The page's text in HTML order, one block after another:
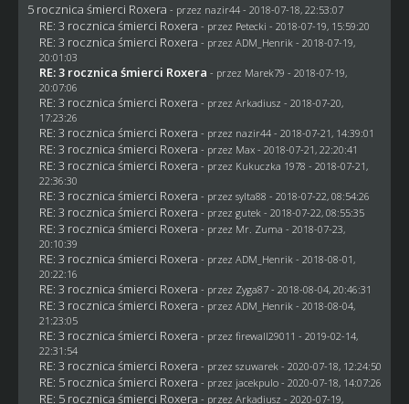
5 rocznica śmierci Roxera - przez nazir44- 2018-07-18, 22:53:07
RE: 3 rocznica śmierci Roxera - przez Petecki - 2018-07-19, 15:59:20
RE: 3 rocznica śmierci Roxera - przez ADM_Henrik- 2018-07-19,
20:01:03
RE: 3 rocznica śmierci Roxera - przez Marek79 - 2018-07-19,
20:07:06
RE: 3 rocznica śmierci Roxera - przez Arkadiusz - 2018-07-20,
17:23:26
RE: 3 rocznica śmierci Roxera - przez nazir44- 2018-07-21, 14:39:01
RE: 3 rocznica śmierci Roxera - przez Max- 2018-07-21, 22:20:41
RE: 3 rocznica śmierci Roxera - przez Kukuczka 1978 - 2018-07-21,
22:36:30
RE: 3 rocznica śmierci Roxera - przez sylta88 - 2018-07-22, 08:54:26
RE: 3 rocznica śmierci Roxera - przez gutek- 2018-07-22, 08:55:35
RE: 3 rocznica śmierci Roxera - przez Mr. Zuma - 2018-07-23,
20:10:39
RE: 3 rocznica śmierci Roxera - przez ADM_Henrik- 2018-08-01,
20:22:16
RE: 3 rocznica śmierci Roxera - przez Zyga87- 2018-08-04, 20:46:31
RE: 3 rocznica śmierci Roxera - przez ADM_Henrik- 2018-08-04,
21:23:05
RE: 3 rocznica śmierci Roxera - przez firewall29011 - 2019-02-14,
22:31:54
RE: 3 rocznica śmierci Roxera - przez szuwarek- 2020-07-18, 12:24:50
RE: 5 rocznica śmierci Roxera - przez jacekpulo- 2020-07-18, 14:07:26
RE: 5 rocznica śmierci Roxera - przez Arkadiusz - 2020-07-19,